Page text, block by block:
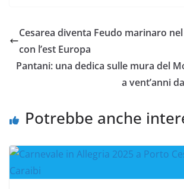
Cesarea diventa Feudo marinaro nel
con l’est Europa
Pantani: una dedica sulle mura del
a vent’anni
Potrebbe anche